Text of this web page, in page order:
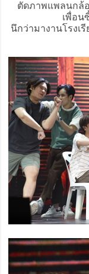
ตัดภาพแพลนกล้
เพื่อน
นึกว่ามางานโรงเ